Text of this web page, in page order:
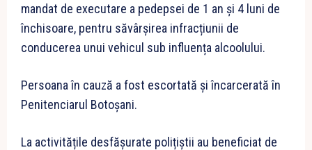
mandat de executare a pedepsei de 1 an și 4 luni de
închisoare, pentru săvârșirea infracțiunii de
conducerea unui vehicul sub influența alcoolului.
Persoana în cauză a fost escortată și încarcerată în
Penitenciarul Botoșani.
La activitățile desfășurate polițiștii au beneficiat de